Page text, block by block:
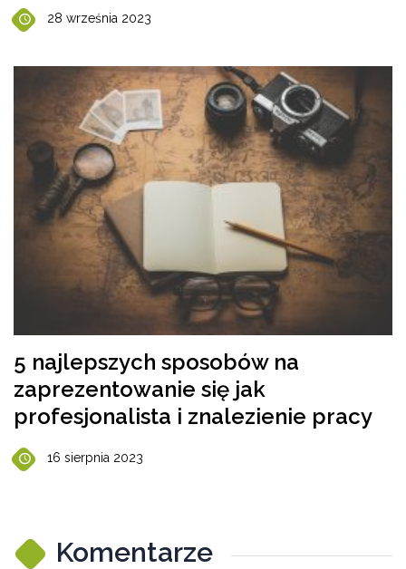
28 września 2023
5 najlepszych sposobów na
zaprezentowanie się jak
profesjonalista i znalezienie pracy
16 sierpnia 2023
Komentarze